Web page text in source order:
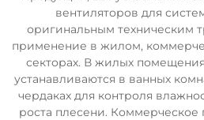
вентиляторов для
оригинальным техническим
применение в жилом,
секторах. В жилых
устанавливаются в ванных
чердаках для контроля
роста плесени.